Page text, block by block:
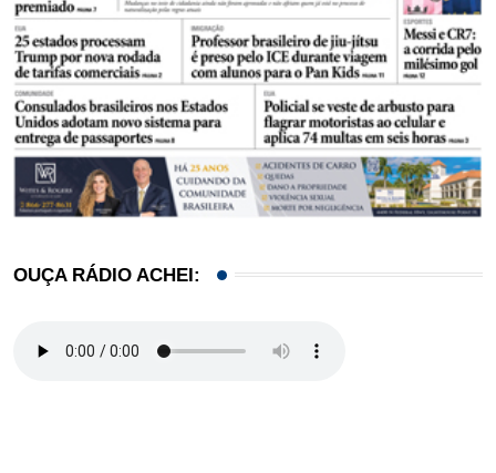
OUÇA RÁDIO ACHEI: